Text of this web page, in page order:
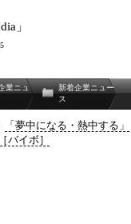
」
業ニュ
新着企業ニュー
ス
「夢中になる・熱中する」
バイボ］